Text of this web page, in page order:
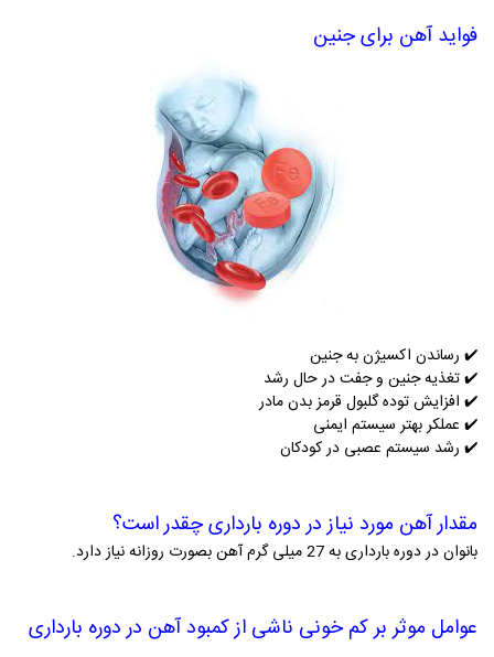
فواید آهن برای جنین
✔️ رساندن اکسیژن به جنین
✔️تغذیه جنین و جفت در حال رشد
✔️ افزایش توده گلبول قرمز بدن مادر
✔️ عملکر بهتر سیستم ایمنی
✔️ رشد سیستم عصبی در کودکان
مقدار آهن مورد نیاز در دوره بارداری چقدر است؟
بانوان در دوره بارداری به 27 میلی گرم آهن بصورت روزانه نیاز دارد.
عوامل موثر بر کم خونی ناشی از کمبود آهن در دوره بارداری